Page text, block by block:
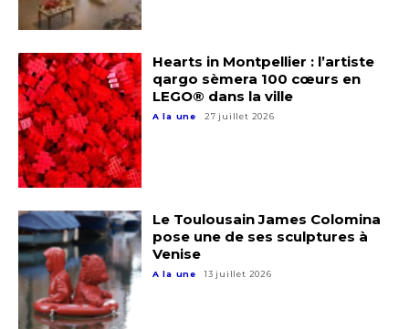
Hearts in Montpellier : l’artiste
qargo sèmera 100 cœurs en
LEGO® dans la ville
A la une 27 juillet 2026
Le Toulousain James Colomina
pose une de ses sculptures à
Venise
A la une 13 juillet 2026